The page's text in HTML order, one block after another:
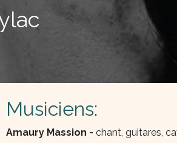
Musiciens:
Amaury Massion - chant, guitares,